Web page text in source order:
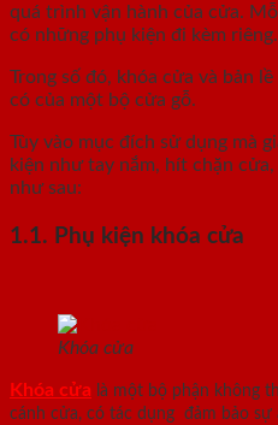
quá trình vận hành của cửa.
có những phụ kiện đi kèm riêng.
Trong số đó, khóa cửa và bản
có của một bộ cửa gỗ.
Tùy vào mục đích sử dụng mà
kiện như tay nắm, hít chặn
như sau:
1.1. Phụ kiện khóa cửa
Khóa cửa
Khóa cửa là một bộ phận không
cánh cửa, có tác dụng đảm bảo